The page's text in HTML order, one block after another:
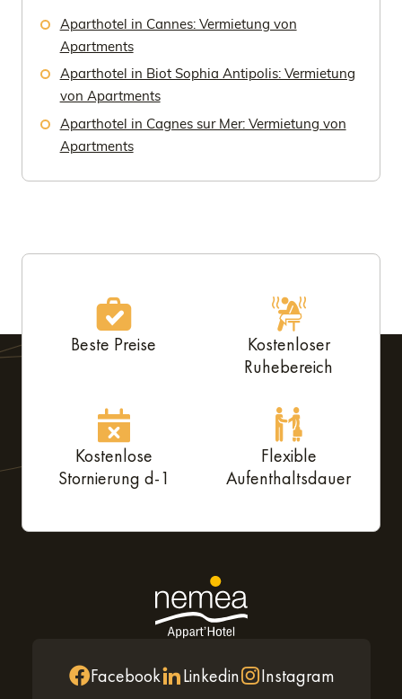
Aparthotel in Cannes: Vermietung von
Apartments
Aparthotel in Biot Sophia Antipolis: Vermietung
von Apartments
Aparthotel in Cagnes sur Mer: Vermietung von
Apartments
Beste Preise
Kostenloser
Ruhebereich
Kostenlose
Stornierung d-1
Flexible
Aufenthaltsdauer
Facebook Linkedin Instagram